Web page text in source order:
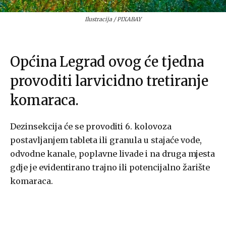
Ilustracija / PIXABAY
Općina Legrad ovog će tjedna
provoditi larvicidno tretiranje
komaraca.
Dezinsekcija će se provoditi 6. kolovoza
postavljanjem tableta ili granula u stajaće vode,
odvodne kanale, poplavne livade i na druga mjesta
gdje je evidentirano trajno ili potencijalno žarište
komaraca.